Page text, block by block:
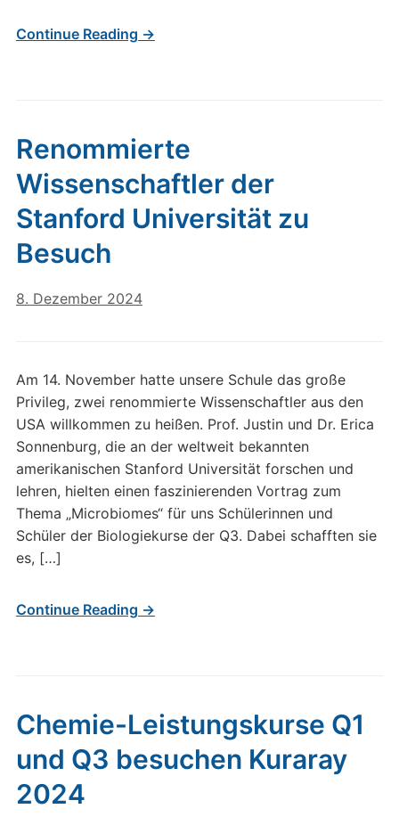
Continue Reading →
Renommierte
Wissenschaftler der
Stanford Universität zu
Besuch
8. Dezember 2024
Am 14. November hatte unsere Schule das große
Privileg, zwei renommierte Wissenschaftler aus den
USA willkommen zu heißen. Prof. Justin und Dr. Erica
Sonnenburg, die an der weltweit bekannten
amerikanischen Stanford Universität forschen und
lehren, hielten einen faszinierenden Vortrag zum
Thema „Microbiomes“ für uns Schülerinnen und
Schüler der Biologiekurse der Q3. Dabei schafften sie
es, […]
Continue Reading →
Chemie-Leistungskurse Q1
und Q3 besuchen Kuraray
2024